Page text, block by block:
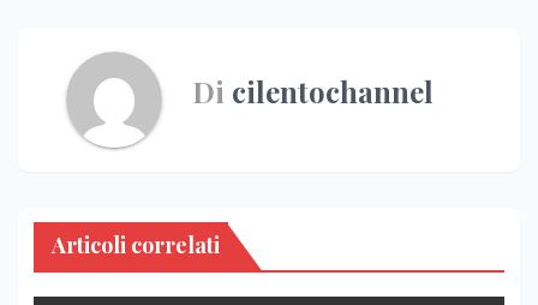
Di cilentochannel
Articoli correlati